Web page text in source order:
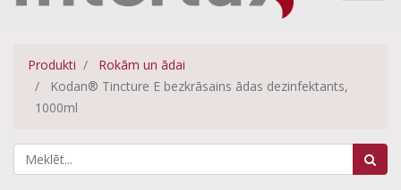
Produkti
Rokām un ādai
Kodan® Tincture E bezkrāsains ādas dezinfektants,
1000ml